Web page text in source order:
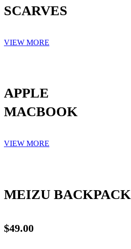
SCARVES
VIEW MORE
APPLE
MACBOOK
VIEW MORE
MEIZU BACKPACK
$49.00